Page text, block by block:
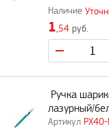
1,54 руб.
Ручка
лазурный/